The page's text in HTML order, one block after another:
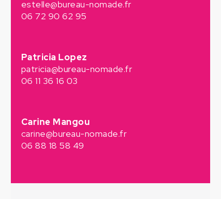
estelle@bureau-nomade.fr
06 72 90 62 95
Patricia Lopez
patricia@bureau-nomade.fr
06 11 36 16 03
Carine Mangou
carine@bureau-nomade.fr
06 88 18 58 49